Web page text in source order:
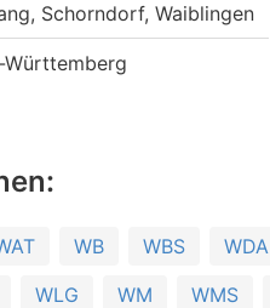
Schorndorf, Waiblingen
Württemberg
WB WBS WDA
WLG WM WMS